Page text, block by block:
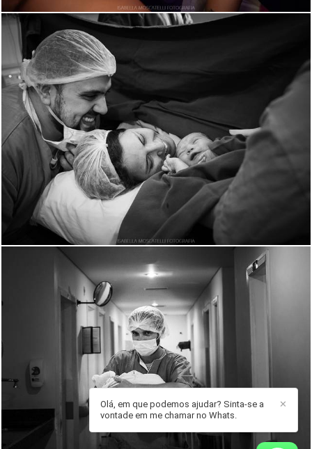
1328 0
1482 0
✕
Olá, em que podemos ajudar? Sinta-se a
vontade em me chamar no Whats.